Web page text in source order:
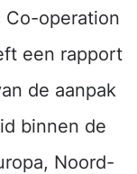
Co-operation
een rapport
de aanpak
binnen de
Noord-